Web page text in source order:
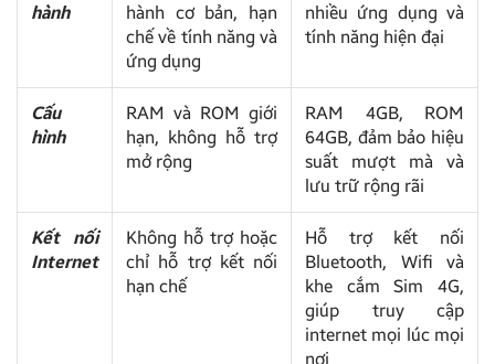
hành
hành cơ bản, hạn
chế về tính năng và
ứng dụng
nhiều ứng dụng và
tính năng hiện đại
Cấu
hình
RAM và ROM giới
hạn, không hỗ trợ
mở rộng
RAM 4GB, ROM
64GB, đảm bảo hiệu
suất mượt mà và
lưu trữ rộng rãi
Kết nối
Internet
Không hỗ trợ hoặc
chỉ hỗ trợ kết nối
hạn chế
Hỗ trợ kết nối
Bluetooth, Wifi và
khe cắm Sim 4G,
giúp truy cập
internet mọi lúc mọi
nơi